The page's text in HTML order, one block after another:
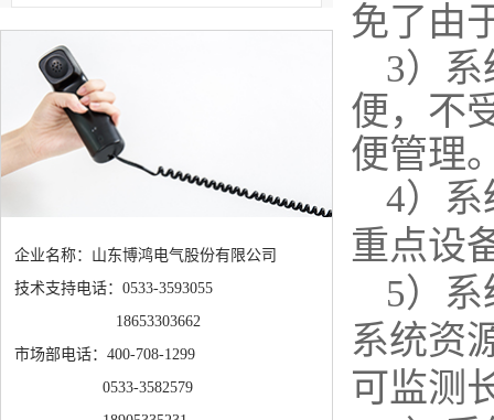
企业名称：山东博鸿电气股份有限公司
技术支持电话：0533-3593055
18653303662
市场部电话：400-708-1299
0533-3582579
免了由
3）
便，不
便管理
4）
重点设
5）
系统资
可监测